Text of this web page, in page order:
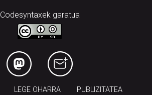
Codesyntaxek garatua
LEGE OHARRA PUBLIZITATEA